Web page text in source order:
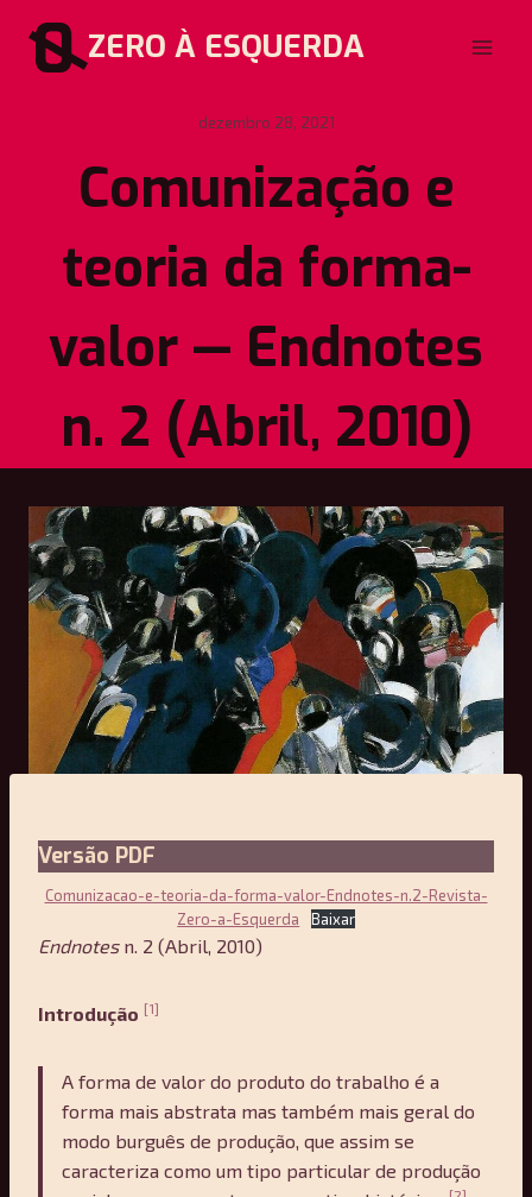
para
ZERO À ESQUERDA
dezembro 28, 2021
Comunização e
teoria da forma-
valor — Endnotes
n. 2 (Abril, 2010)
Versão PDF
Comunizacao-e-teoria-da-forma-valor-Endnotes-n.2-Revista-
Zero-a-Esquerda
Baixar
Endnotesn. 2 (Abril, 2010)
Introdução [1]
A forma de valor do produto do trabalho é a
forma mais abstrata mas também mais geral do
modo burguês de produção, que assim se
caracteriza como um tipo particular de produção